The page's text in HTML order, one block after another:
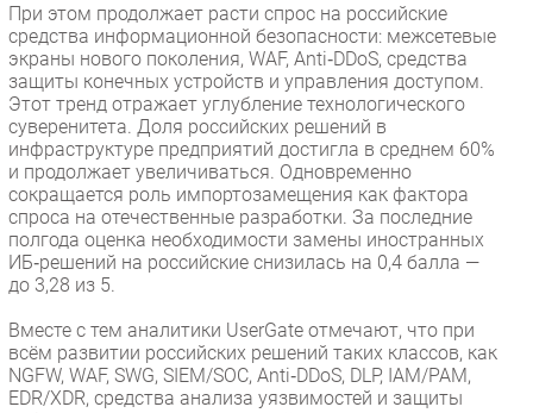
При этом продолжает расти спрос на российские
средства информационной безопасности: межсетевые
экраны нового поколения, WAF, Anti‑DDoS, средства
защиты конечных устройств и управления доступом.
Этот тренд отражает углубление технологического
суверенитета. Доля российских решений в
инфраструктуре предприятий достигла в среднем 60%
и продолжает увеличиваться. Одновременно
сокращается роль импортозамещения как фактора
спроса на отечественные разработки. За последние
полгода оценка необходимости замены иностранных
ИБ‑решений на российские снизилась на 0,4 балла —
до 3,28 из 5.
Вместе с тем аналитики UserGate отмечают, что при
всём развитии российских решений таких классов, как
NGFW, WAF, SWG, SIEM/SOC, Anti‑DDoS, DLP, IAM/PAM,
EDR/XDR, средства анализа уязвимостей и защиты